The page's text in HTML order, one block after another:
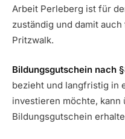
Arbeit Perleberg ist für
zuständig und damit
Pritzwalk.
Bildungsgutschein nach
bezieht und langfristig in
investieren möchte,
Bildungsgutschein